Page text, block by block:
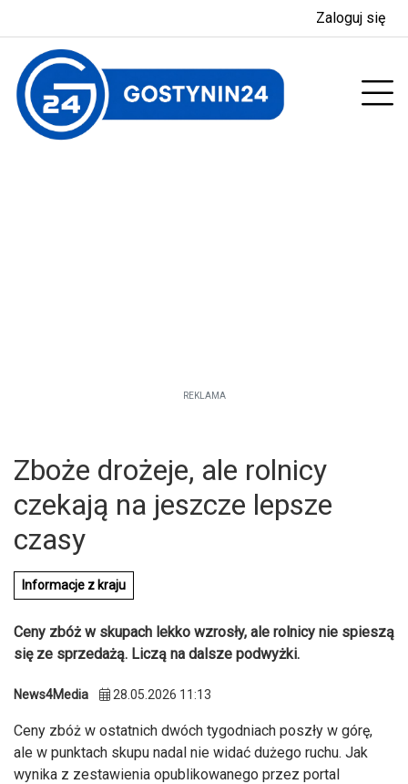
Zaloguj się
REKLAMA
Zboże drożeje, ale rolnicy
czekają na jeszcze lepsze
czasy
Informacje z kraju
Ceny zbóż w skupach lekko wzrosły, ale rolnicy nie spieszą
się ze sprzedażą. Liczą na dalsze podwyżki.
News4Media 28.05.2026 11:13
Ceny zbóż w ostatnich dwóch tygodniach poszły w górę,
ale w punktach skupu nadal nie widać dużego ruchu. Jak
wynika z zestawienia opublikowanego przez portal